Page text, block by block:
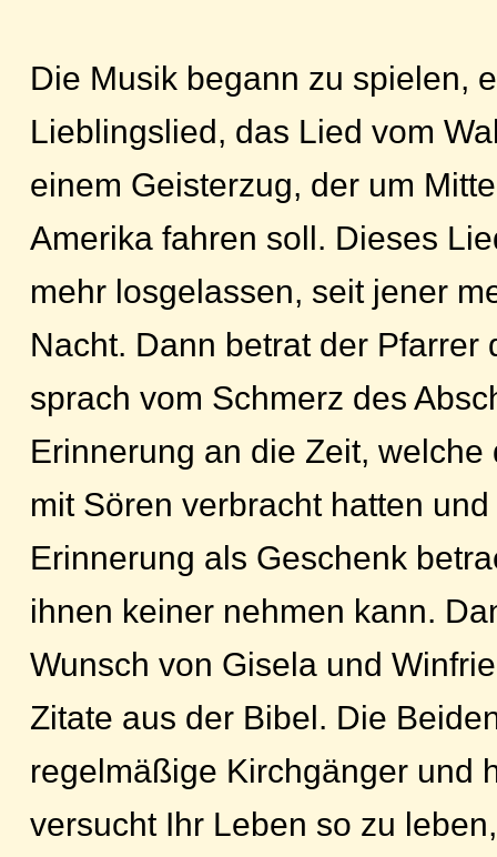
Die Musik begann zu spielen,
Lieblingslied, das Lied vom
einem Geisterzug, der um
Amerika fahren soll. Dieses
mehr losgelassen, seit jener
Nacht. Dann betrat der Pfarrer
sprach vom Schmerz des
Erinnerung an die Zeit, welche
mit Sören verbracht hatten
Erinnerung als Geschenk
ihnen keiner nehmen kann.
Wunsch von Gisela und
Zitate aus der Bibel. Die
regelmäßige Kirchgänger und
versucht Ihr Leben so zu